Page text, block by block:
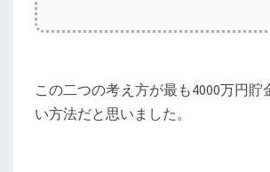
この二つの考え方が最も4000万円貯
い方法だと思いました。